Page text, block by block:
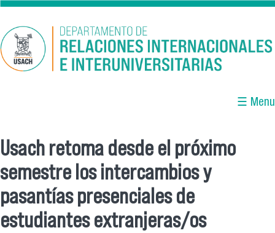
Pasar al contenido principal
☰ Menu
Se encuentra usted aquí
Usach retoma desde el próximo
semestre los intercambios y
pasantías presenciales de
estudiantes extranjeras/os